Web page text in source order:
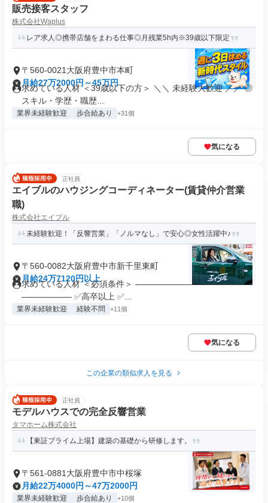
販売接客スタッフ
株式会社Waplus
レア求人◎携帯店舗をまわる仕事◎月残業5h内※39歳以下限定
〒560-0021大阪府豊中市本町
月給27万2000円～45万円
求めている人材 ＜39歳以下の方＞ ＼＼ 未経験大歓迎 ／／ ◎
スキル・学歴・職歴...
業界未経験歓迎 歩合給あり +31個
気になる
正社員
エイブルのハウジングコーディネーター(賃貸仲介営業
職)
株式会社エイブル
未経験歓迎！「反響営業」「ノルマなし」で安心◎女性活躍中♪
〒560-0082大阪府豊中市新千里東町
月給24万7120円以上
求めている人材 ＜必須条件＞ ――――――――――――――
―――――― ✅高卒以上 ✅...
業界未経験歓迎 経験不問 +11個
気になる
この企業の類似求人を見る
正社員
モデルハウスでの完全反響営業
タマホーム株式会社
【東証プライム上場】建築の基礎から研修します。
〒561-0881大阪府豊中市中桜塚
月給22万4000円～47万2000円
業界未経験歓迎 歩合給あり +10個